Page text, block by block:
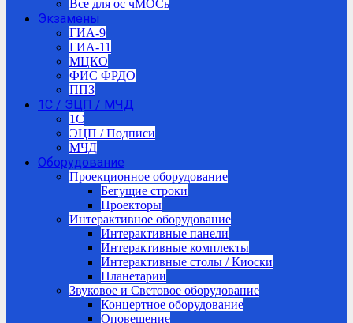
Все для ос чМОСь
Экзамены
ГИА-9
ГИА-11
МЦКО
ФИС ФРДО
ППЗ
1С / ЭЦП / МЧД
1C
ЭЦП / Подписи
МЧД
Оборудование
Проекционное оборудование
Бегущие строки
Проекторы
Интерактивное оборудование
Интерактивные панели
Интерактивные комплекты
Интерактивные столы / Киоски
Планетарии
Звуковое и Световое оборудование
Концертное оборудование
Оповещение